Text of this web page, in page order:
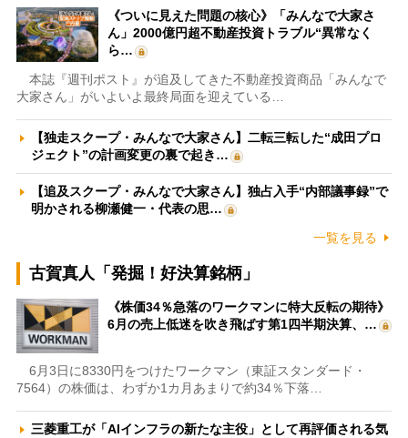
《ついに見えた問題の核心》「みんなで大家さ
ん」2000億円超不動産投資トラブル“異常なく
ら…
本誌『週刊ポスト』が追及してきた不動産投資商品「みんなで
大家さん」がいよいよ最終局面を迎えている…
【独走スクープ・みんなで大家さん】二転三転した“成田プロ
ジェクト”の計画変更の裏で起き…
【追及スクープ・みんなで大家さん】独占入手“内部議事録”で
明かされる柳瀬健一・代表の思…
一覧を見る
古賀真人「発掘！好決算銘柄」
《株価34％急落のワークマンに特大反転の期待》
6月の売上低迷を吹き飛ばす第1四半期決算、…
6月3日に8330円をつけたワークマン（東証スタンダード・
7564）の株価は、わずか1カ月あまりで約34％下落…
三菱重工が「AIインフラの新たな主役」として再評価される気